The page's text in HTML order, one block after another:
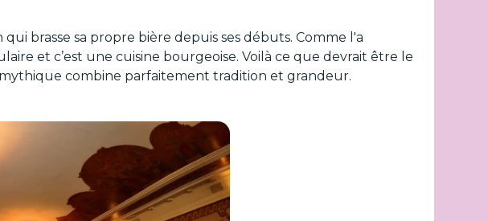
brasse sa propre bière depuis ses débuts. Comme l'a
et c’est une cuisine bourgeoise. Voilà ce que devrait être le
combine parfaitement tradition et grandeur.